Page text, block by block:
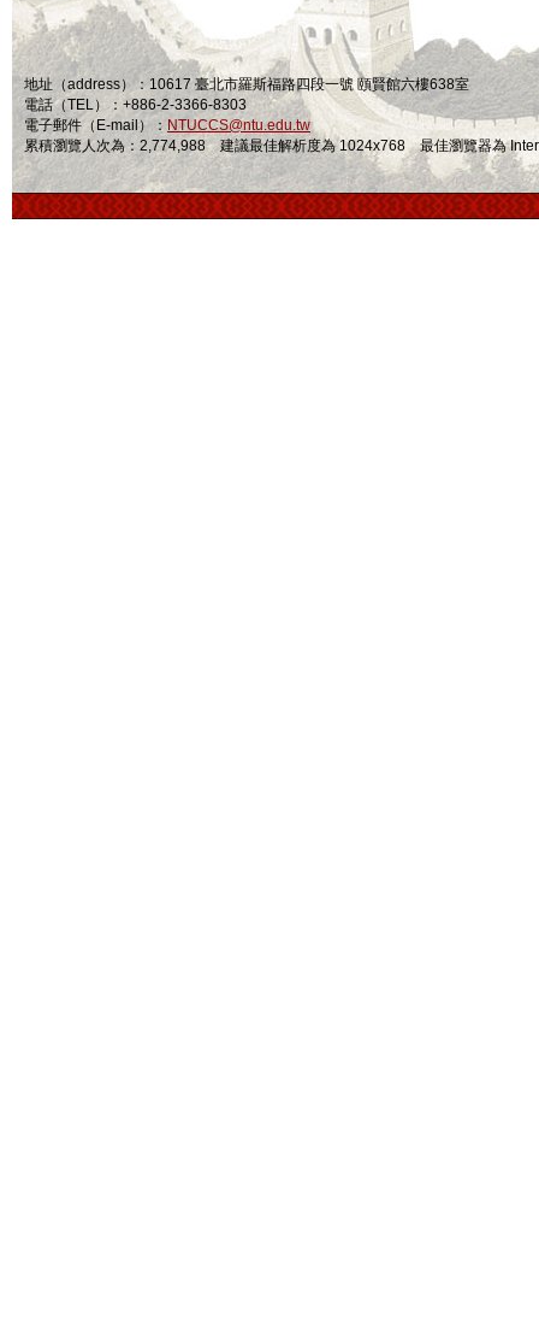
地址（address）：10617 臺北市羅斯福路四段一號 頤賢館六樓638室
電話（TEL）：+886-2-3366-8303
電子郵件（E-mail）： NTUCCS@ntu.edu.tw
累積瀏覽人次為：2,774,988 建議最佳解析度為 1024x768 最佳瀏覽器為